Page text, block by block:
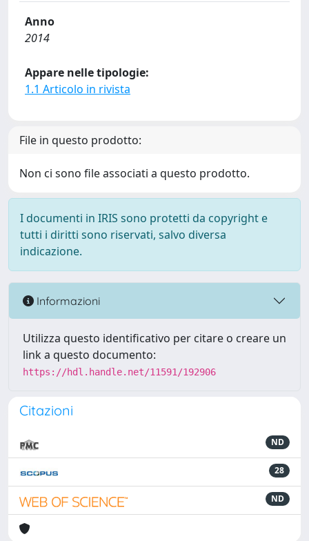
Anno
2014
Appare nelle tipologie:
1.1 Articolo in rivista
File in questo prodotto:
Non ci sono file associati a questo prodotto.
I documenti in IRIS sono protetti da copyright e
tutti i diritti sono riservati, salvo diversa
indicazione.
Informazioni
Utilizza questo identificativo per citare o creare un
link a questo documento:
https://hdl.handle.net/11591/192906
Citazioni
ND
28
ND